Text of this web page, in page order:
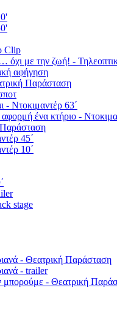
Clip
όχι με την ζωή! -
αφήγηση
Παράσταση
- Ντοκιμαντέρ 63΄
ένα κτήριο -
Παράσταση
45΄
10΄
stage
- Θεατρική Παράσταση
- trailer
μπορούμε - Θεατρική